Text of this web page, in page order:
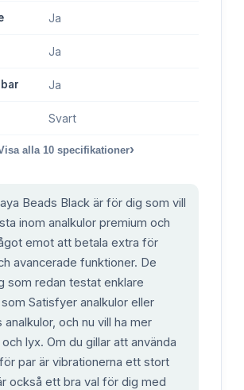
Ja
Ja
Ja
Svart
alla 10 specifikationer›
Beads Black är för dig som vill
inom analkulor premium och
emot att betala extra för
avancerade funktioner. De
som redan testat enklare
Satisfyer analkulor eller
analkulor, och nu vill ha mer
lyx. Om du gillar att använda
par är vibrationerna ett stort
också ett bra val för dig med